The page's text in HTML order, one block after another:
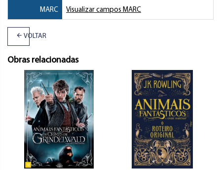
MARC Visualizar campos MARC
VOLTAR
Obras relacionadas